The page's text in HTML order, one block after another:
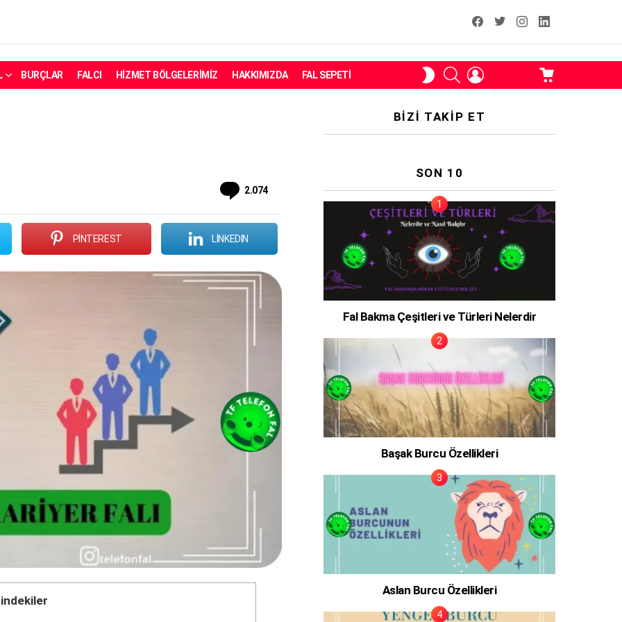
facebook
T instagramLinkedin Fal
BURÇLAR FALCI HIZMET BÖLGELERIMIZ HAKKIMIZDA FAL SEPETI
SKIN
ANAHTARI
ARAMA
2.074
PINTEREST LINKEDIN
BIZI TAKIP ET
SON 10
Fal Bakma Çeşitleri ve Türleri Nelerdir
Başak Burcu Özellikleri
Aslan Burcu Özellikleri